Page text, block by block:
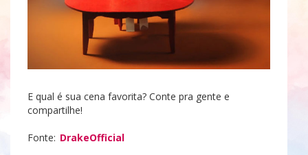
E qual é sua cena favorita? Conte pra gente e
compartilhe!
Fonte: DrakeOfficial